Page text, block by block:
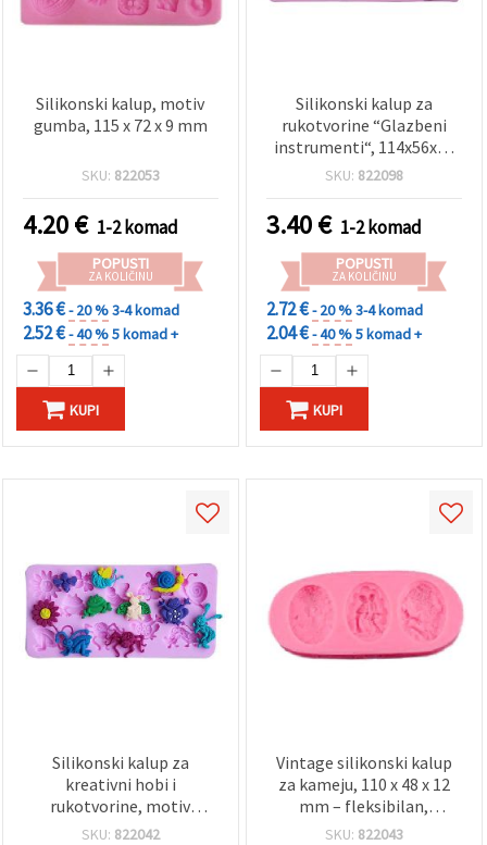
Silikonski kalup, motiv
gumba, 115 x 72 x 9 mm
SKU: 822053
4.20€ 1-2 komad
POPUSTI
ZA KOLIČINU
3.36 €- 20 %3-4 komad
2.52 €- 40 %5 komad +
KUPI
Silikonski kalup za
rukotvorine “Glazbeni
instrumenti“, 114x56x10
mm
SKU: 822098
3.40€ 1-2 komad
POPUSTI
ZA KOLIČINU
2.72 €- 20 %3-4 komad
2.04 €- 40 %5 komad +
KUPI
Silikonski kalup za
kreativni hobi i
rukotvorine, motiv
kukaca, 110×54×9 mm
SKU: 822042
Vintage silikonski kalup
za kameju, 110 x 48 x 12
mm – fleksibilan,
višekratan hobi kalup za
SKU: 822043